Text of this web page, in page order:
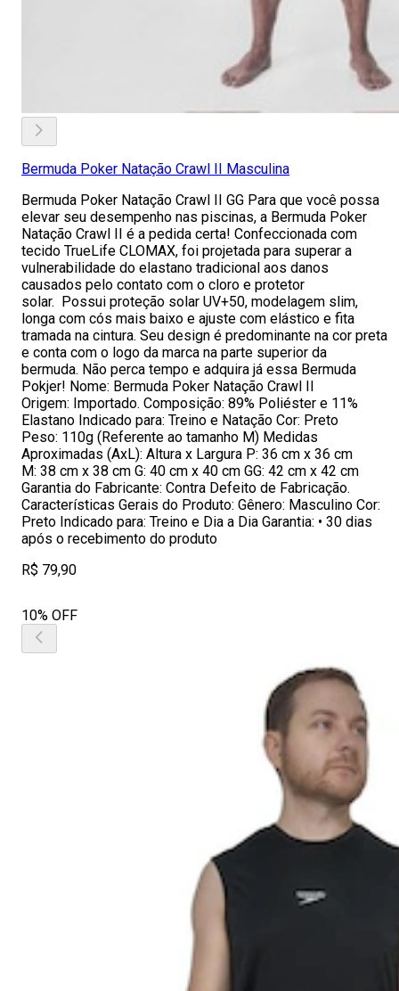
Bermuda Poker Natação Crawl II Masculina
Bermuda Poker Natação Crawl II GG Para que você possa
elevar seu desempenho nas piscinas, a Bermuda Poker
Natação Crawl II é a pedida certa! Confeccionada com
tecido TrueLife CLOMAX, foi projetada para superar a
vulnerabilidade do elastano tradicional aos danos
causados pelo contato com o cloro e protetor
solar. Possui proteção solar UV+50, modelagem slim,
longa com cós mais baixo e ajuste com elástico e fita
tramada na cintura. Seu design é predominante na cor preta
e conta com o logo da marca na parte superior da
bermuda. Não perca tempo e adquira já essa Bermuda
Pokjer! Nome: Bermuda Poker Natação Crawl II
Origem: Importado. Composição: 89% Poliéster e 11%
Elastano Indicado para: Treino e Natação Cor: Preto
Peso: 110g (Referente ao tamanho M) Medidas
Aproximadas (AxL): Altura x Largura P: 36 cm x 36 cm
M: 38 cm x 38 cm G: 40 cm x 40 cm GG: 42 cm x 42 cm
Garantia do Fabricante: Contra Defeito de Fabricação.
Características Gerais do Produto: Gênero: Masculino Cor:
Preto Indicado para: Treino e Dia a Dia Garantia: • 30 dias
após o recebimento do produto
R$ 79,90
10% OFF